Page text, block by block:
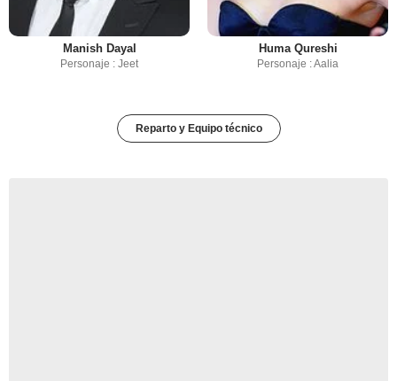
Manish Dayal
Personaje : Jeet
Huma Qureshi
Personaje : Aalia
Reparto y Equipo técnico